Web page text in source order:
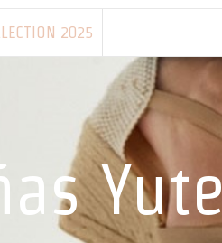
2025
Yute